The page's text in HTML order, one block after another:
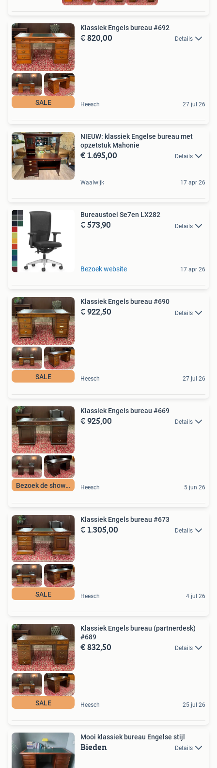
SALE
Klassiek Engels bureau #692
€ 820,00 Details
Heesch 27 jul 26
NIEUW: klassiek Engelse bureau met
opzetstuk Mahonie
€ 1.695,00 Details
Waalwijk 17 apr 26
Bureaustoel Se7en LX282
€ 573,90 Details
Bezoek website 17 apr 26
SALE
Klassiek Engels bureau #690
€ 922,50 Details
Heesch 27 jul 26
Bezoek de showroom
Klassiek Engels bureau #669
€ 925,00 Details
Heesch 5 jun 26
SALE
Klassiek Engels bureau #673
€ 1.305,00 Details
Heesch 4 jul 26
SALE
Klassiek Engels bureau (partnerdesk)
#689
€ 832,50 Details
Heesch 25 jul 26
Mooi klassiek bureau Engelse stijl
Bieden Details